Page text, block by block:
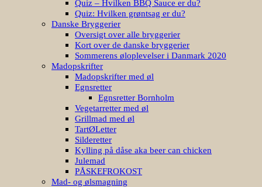
Quiz – Hvilken BBQ Sauce er du?
Quiz: Hvilken grøntsag er du?
Danske Bryggerier
Oversigt over alle bryggerier
Kort over de danske bryggerier
Sommerens øloplevelser i Danmark 2020
Madopskrifter
Madopskrifter med øl
Egnsretter
Egnsretter Bornholm
Vegetarretter med øl
Grillmad med øl
TartØLetter
Silderetter
Kylling på dåse aka beer can chicken
Julemad
PÅSKEFROKOST
Mad- og ølsmagning